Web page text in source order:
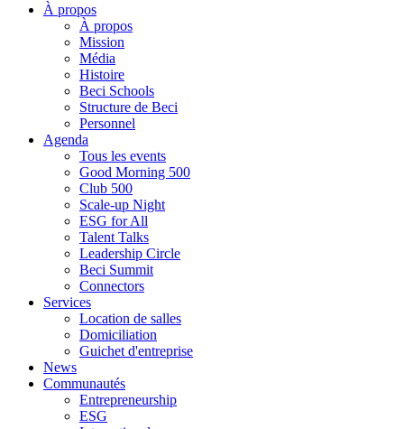
À propos
À propos
Mission
Média
Histoire
Beci Schools
Structure de Beci
Personnel
Agenda
Tous les events
Good Morning 500
Club 500
Scale-up Night
ESG for All
Talent Talks
Leadership Circle
Beci Summit
Connectors
Services
Location de salles
Domiciliation
Guichet d'entreprise
News
Communautés
Entrepreneurship
ESG